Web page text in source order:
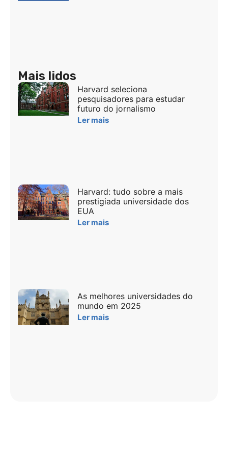
Mais lidos
Harvard seleciona
pesquisadores para estudar
futuro do jornalismo
Ler mais
Harvard: tudo sobre a mais
prestigiada universidade dos
EUA
Ler mais
As melhores universidades do
mundo em 2025
Ler mais